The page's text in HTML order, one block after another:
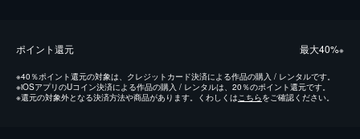
ポイント還元 最⼤40%※
※40％ポイント還元の対象は、クレジットカード決済による作品の購入 / レンタルです。
※iOSアプリのUコイン決済による作品の購入 / レンタルは、20％のポイント還元です。
※還元の対象外となる決済方法や商品があります。くわしくは こちらをご確認ください。